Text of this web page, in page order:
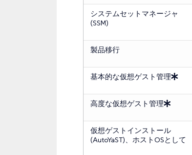
システムセットマネージャ
(SSM)
製品移行
基本的な仮想ゲスト管理
高度な仮想ゲスト管理
仮想ゲストインストール
(AutoYaST)、ホストOSとして